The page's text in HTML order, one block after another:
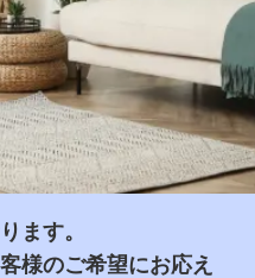
ます。
様のご希望にお応え